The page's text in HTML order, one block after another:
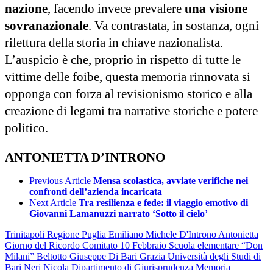
nazione, facendo invece prevalere una visione
sovranazionale. Va contrastata, in sostanza, ogni
rilettura della storia in chiave nazionalista.
L’auspicio è che, proprio in rispetto di tutte le
vittime delle foibe, questa memoria rinnovata si
opponga con forza al revisionismo storico e alla
creazione di legami tra narrative storiche e potere
politico.
ANTONIETTA D’INTRONO
Previous Article Mensa scolastica, avviate verifiche nei
confronti dell’azienda incaricata
Next Article Tra resilienza e fede: il viaggio emotivo di
Giovanni Lamanuzzi narrato ‘Sotto il cielo’
Trinitapoli Regione Puglia Emiliano Michele D'Introno Antonietta
Giorno del Ricordo Comitato 10 Febbraio Scuola elementare “Don
Milani” Beltotto Giuseppe Di Bari Grazia Università degli Studi di
Bari Neri Nicola Dipartimento di Giurisprudenza Memoria